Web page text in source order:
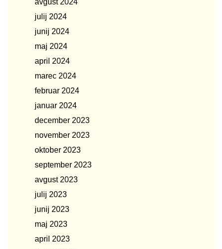
avgust 2024
julij 2024
junij 2024
maj 2024
april 2024
marec 2024
februar 2024
januar 2024
december 2023
november 2023
oktober 2023
september 2023
avgust 2023
julij 2023
junij 2023
maj 2023
april 2023